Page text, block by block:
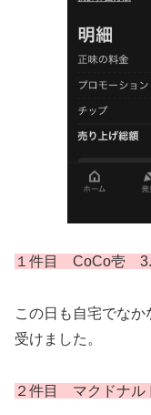
１件目 CoCo壱
この日も自宅でな
受けました。
２件目 マクドナ